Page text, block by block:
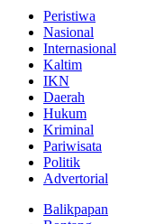
Peristiwa
Nasional
Internasional
Kaltim
IKN
Daerah
Hukum
Kriminal
Pariwisata
Politik
Advertorial
Balikpapan